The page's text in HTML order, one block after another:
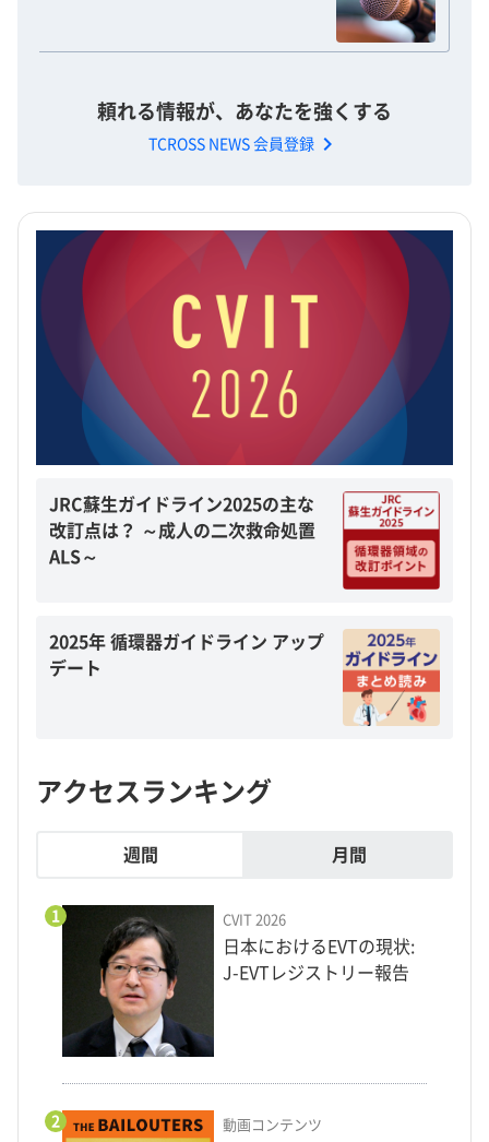
頼れる情報が、あなたを強くする
TCROSS NEWS 会員登録 chevron_right
JRC蘇生ガイドライン2025の主な
改訂点は？ ～成人の二次救命処置
ALS～
2025年 循環器ガイドライン アップ
デート
アクセスランキング
週間 月間
1 CVIT 2026
日本におけるEVTの現状:
J-EVTレジストリー報告
2 動画コンテンツ